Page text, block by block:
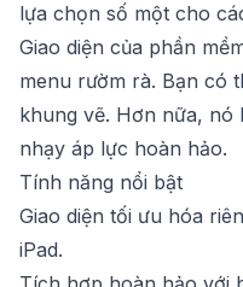
lựa chọn số một cho
Giao diện của phần
menu rườm rà. Bạn có
khung vẽ. Hơn nữa, nó
nhạy áp lực hoàn hảo.
Tính năng nổi bật
Giao diện tối ưu hóa
iPad.